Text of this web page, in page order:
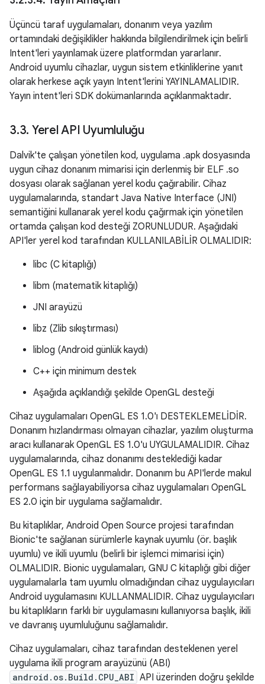
Üçüncü taraf uygulamaları, donanım veya yazılım
ortamındaki değişiklikler hakkında bilgilendirilmek için belirli
Intent'leri yayınlamak üzere platformdan yararlanır.
Android uyumlu cihazlar, uygun sistem etkinliklerine yanıt
olarak herkese açık yayın Intent'lerini YAYINLAMALIDIR.
Yayın intent'leri SDK dokümanlarında açıklanmaktadır.
3.3. Yerel API Uyumluluğu
Dalvik'te çalışan yönetilen kod, uygulama .apk dosyasında
uygun cihaz donanım mimarisi için derlenmiş bir ELF .so
dosyası olarak sağlanan yerel kodu çağırabilir. Cihaz
uygulamalarında, standart Java Native Interface (JNI)
semantiğini kullanarak yerel kodu çağırmak için yönetilen
ortamda çalışan kod desteği ZORUNLUDUR. Aşağıdaki
API'ler yerel kod tarafından KULLANILABİLİR OLMALIDIR:
libc (C kitaplığı)
libm (matematik kitaplığı)
JNI arayüzü
libz (Zlib sıkıştırması)
liblog (Android günlük kaydı)
C++ için minimum destek
Aşağıda açıklandığı şekilde OpenGL desteği
Cihaz uygulamaları OpenGL ES 1.0'ı DESTEKLEMELİDİR.
Donanım hızlandırması olmayan cihazlar, yazılım oluşturma
aracı kullanarak OpenGL ES 1.0'u UYGULAMALIDIR. Cihaz
uygulamalarında, cihaz donanımı desteklediği kadar
OpenGL ES 1.1 uygulanmalıdır. Donanım bu API'lerde makul
performans sağlayabiliyorsa cihaz uygulamaları OpenGL
ES 2.0 için bir uygulama sağlamalıdır.
Bu kitaplıklar, Android Open Source projesi tarafından
Bionic'te sağlanan sürümlerle kaynak uyumlu (ör. başlık
uyumlu) ve ikili uyumlu (belirli bir işlemci mimarisi için)
OLMALIDIR. Bionic uygulamaları, GNU C kitaplığı gibi diğer
uygulamalarla tam uyumlu olmadığından cihaz uygulayıcıları
Android uygulamasını KULLANMALIDIR. Cihaz uygulayıcıları
bu kitaplıkların farklı bir uygulamasını kullanıyorsa başlık, ikili
ve davranış uyumluluğunu sağlamalıdır.
Cihaz uygulamaları, cihaz tarafından desteklenen yerel
uygulama ikili program arayüzünü (ABI)
android.os.Build.CPU_ABI API üzerinden doğru şekilde